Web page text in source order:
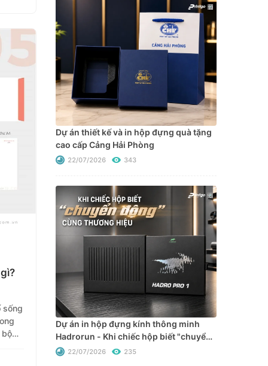
sống
bộ
Dự án thiết kế và in hộp đựng quà tặng
cao cấp Cảng Hải Phòng
22/07/2026 343
Dự án in hộp đựng kính thông minh
Hadrorun - Khi chiếc hộp biết "chuyển
động" cùng thương hiệu
22/07/2026 235